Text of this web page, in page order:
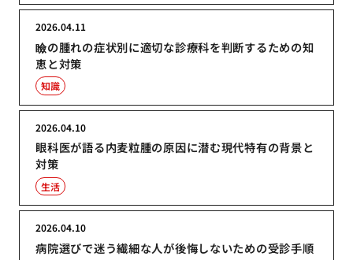
瞼の腫れの症状別に適切な診療科を判断するための知
恵と対策
2026.04.11
知識
眼科医が語る内麦粒腫の原因に潜む現代特有の背景と
対策
2026.04.10
生活
病院選びで迷う繊細な人が後悔しないための受診手順
2026.04.10